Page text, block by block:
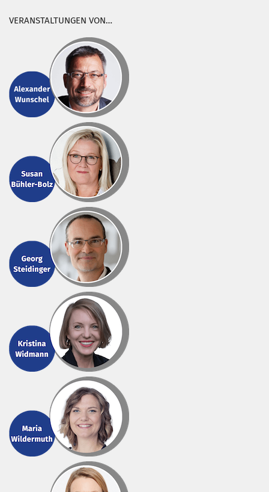
VERANSTALTUNGEN VON…